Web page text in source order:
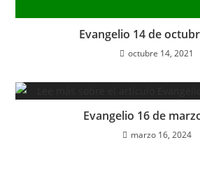
Evangelio 14 de
octubre 14, 2021
Evangelio 16 de
marzo 16, 2024